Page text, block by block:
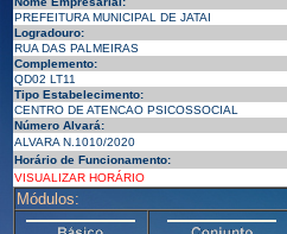
PREFEITURA MUNICIPAL DE JATAI
Logradouro:
RUA DAS PALMEIRAS
Complemento:
QD02 LT11
Tipo Estabelecimento:
CENTRO DE ATENCAO PSICOSSOCIAL
Número Alvará:
ALVARA N.1010/2020
Horário de Funcionamento:
VISUALIZAR HORÁRIO
Módulos: